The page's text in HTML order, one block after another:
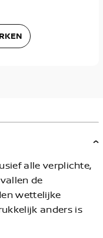
alle verplichte,
de
wettelijke
anders is